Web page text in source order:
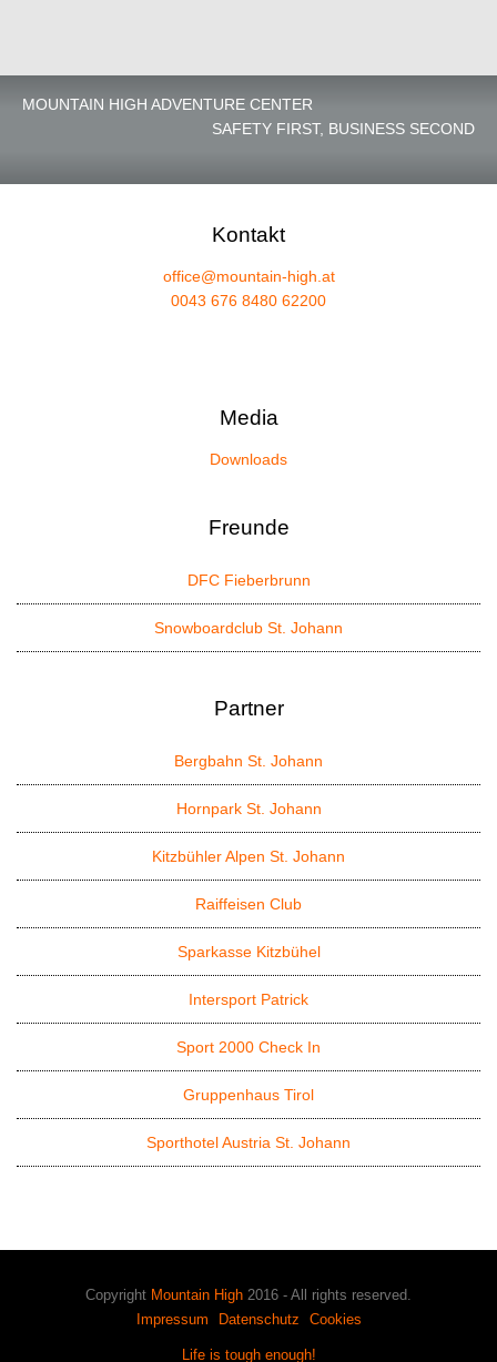
MOUNTAIN HIGH ADVENTURE CENTER
SAFETY FIRST, BUSINESS SECOND
Kontakt
office@mountain-high.at
0043 676 8480 62200
Media
Downloads
Freunde
DFC Fieberbrunn
Snowboardclub St. Johann
Partner
Bergbahn St. Johann
Hornpark St. Johann
Kitzbühler Alpen St. Johann
Raiffeisen Club
Sparkasse Kitzbühel
Intersport Patrick
Sport 2000 Check In
Gruppenhaus Tirol
Sporthotel Austria St. Johann
Copyright Mountain High 2016 - All rights reserved.
Impressum
Datenschutz Cookies
Life is tough enough!